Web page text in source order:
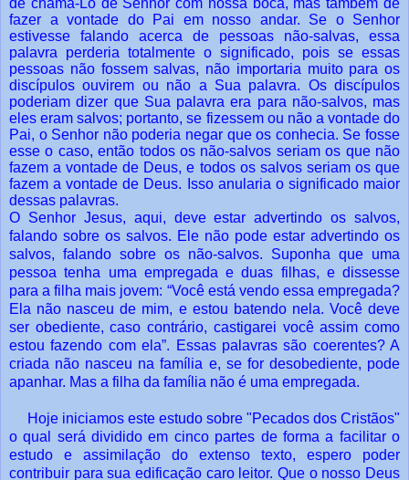
fazer a vontade do Pai em nosso andar. Se o Senhor
estivesse falando acerca de pessoas não-salvas, essa
palavra perderia totalmente o significado, pois se essas
pessoas não fossem salvas, não importaria muito para os
discípulos ouvirem ou não a Sua palavra. Os discípulos
poderiam dizer que Sua palavra era para não-salvos, mas
eles eram salvos; portanto, se fizessem ou não a vontade do
Pai, o Senhor não poderia negar que os conhecia. Se fosse
esse o caso, então todos os não-salvos seriam os que não
fazem a vontade de Deus, e todos os salvos seriam os que
fazem a vontade de Deus. Isso anularia o significado maior
dessas palavras.
O Senhor Jesus, aqui, deve estar advertindo os salvos,
falando sobre os salvos. Ele não pode estar advertindo os
salvos, falando sobre os não-salvos. Suponha que uma
pessoa tenha uma empregada e duas filhas, e dissesse
para a filha mais jovem: “Você está vendo essa empregada?
Ela não nasceu de mim, e estou batendo nela. Você deve
ser obediente, caso contrário, castigarei você assim como
estou fazendo com ela”. Essas palavras são coerentes? A
criada não nasceu na família e, se for desobediente, pode
apanhar. Mas a filha da família não é uma empregada.
Hoje iniciamos este estudo sobre "Pecados dos Cristãos"
o qual será dividido em cinco partes de forma a facilitar o
estudo e assimilação do extenso texto, espero poder
contribuir para sua edificação caro leitor. Que o nosso Deus